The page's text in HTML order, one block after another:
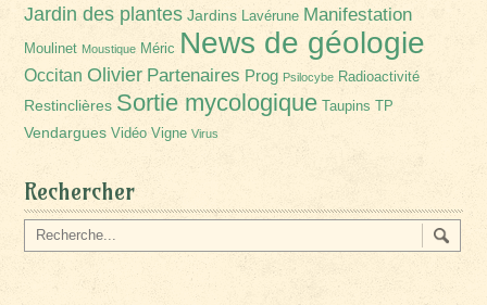
Jardin des plantes Jardins Lavérune Manifestation
Moulinet Moustique Méric News de géologie
Occitan Olivier Partenaires Prog Psilocybe Radioactivité
Restinclières Sortie mycologique Taupins TP
Vendargues Vidéo Vigne Virus
Rechercher